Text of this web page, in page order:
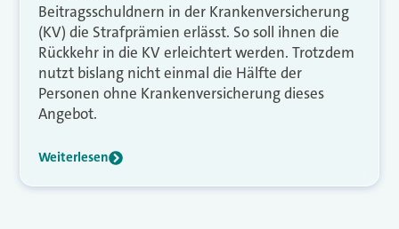
Beitragsschuldnern in der Krankenversicherung
(KV) die Strafprämien erlässt. So soll ihnen die
Rückkehr in die KV erleichtert werden. Trotzdem
nutzt bislang nicht einmal die Hälfte der
Personen ohne Krankenversicherung dieses
Angebot.
Weiterlesen